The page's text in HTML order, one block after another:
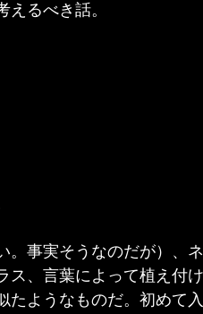
るべき話。
。事実そうなのだが）、
、言葉によって植え付
たようなものだ。初めて